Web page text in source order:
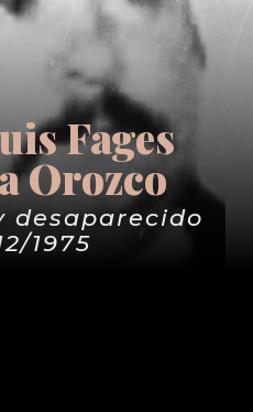
Fages
Orozco
desaparecido
1975